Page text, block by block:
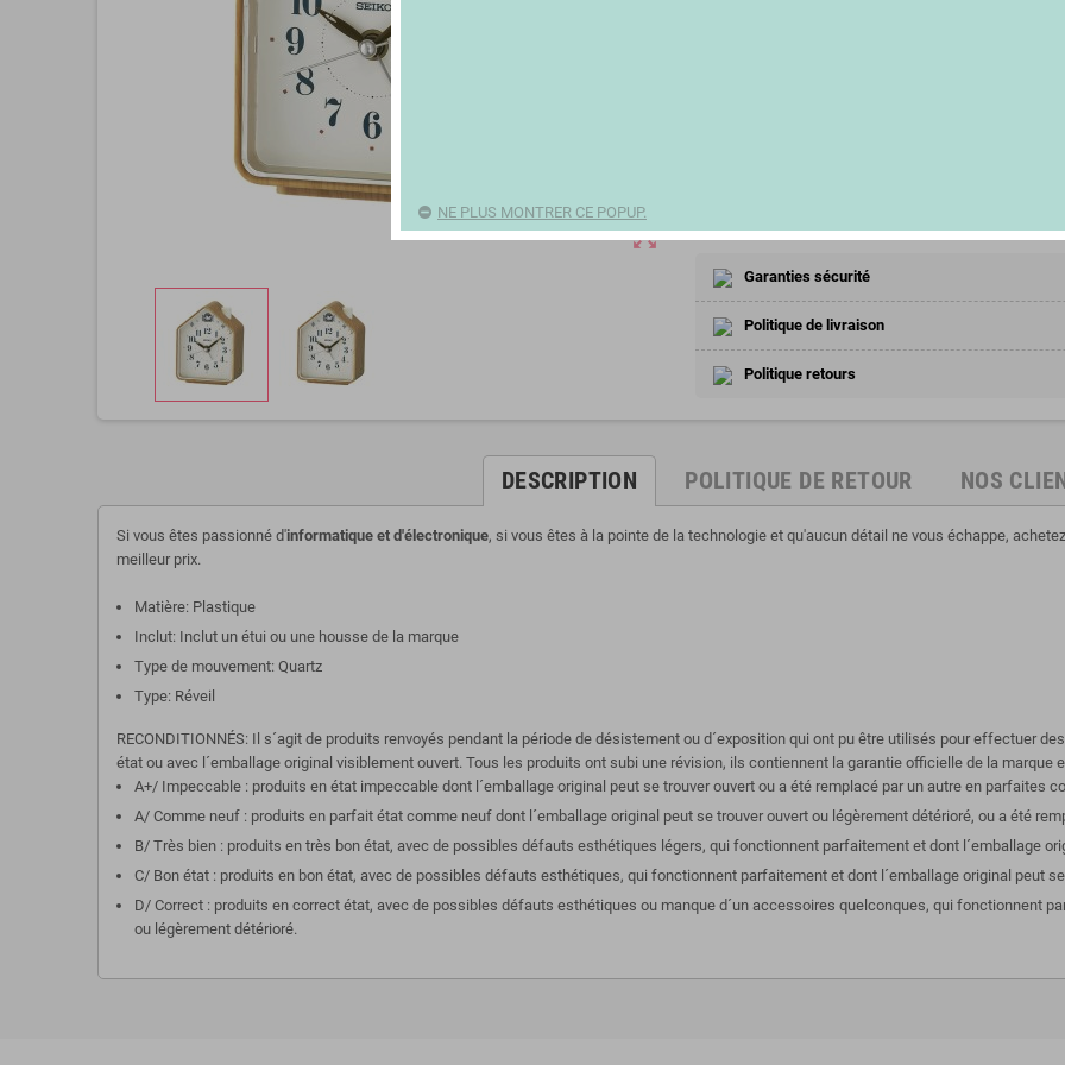
zoom_out_map
Garanties sécurité
Politique de livraison
Politique retours
DESCRIPTION POLITIQUE DE RETOUR NOS
Si vous êtes passionné d'informatique et d'électronique, si vous êtes à la pointe de la technologie et qu'aucun détail ne vous échappe, achetez
meilleur prix.
Matière: Plastique
Inclut: Inclut un étui ou une housse de la marque
Type de mouvement: Quartz
Type: Réveil
RECONDITIONNÉS: Il s´agit de produits renvoyés pendant la période de désistement ou d´exposition qui ont pu être utilisés pour effectuer
état ou avec l´emballage original visiblement ouvert. Tous les produits ont subi une révision, ils contiennent la garantie officielle de la
A+/ Impeccable : produits en état impeccable dont l´emballage original peut se trouver ouvert ou a été remplacé par un autre en parfaites
A/ Comme neuf : produits en parfait état comme neuf dont l´emballage original peut se trouver ouvert ou légèrement détérioré, ou a été
B/ Très bien : produits en très bon état, avec de possibles défauts esthétiques légers, qui fonctionnent parfaitement et dont l´emballage
C/ Bon état : produits en bon état, avec de possibles défauts esthétiques, qui fonctionnent parfaitement et dont l´emballage original peut
D/ Correct : produits en correct état, avec de possibles défauts esthétiques ou manque d´un accessoires quelconques, qui fonctionnent
ou légèrement détérioré.
NE PLUS MONTRER CE POPUP.